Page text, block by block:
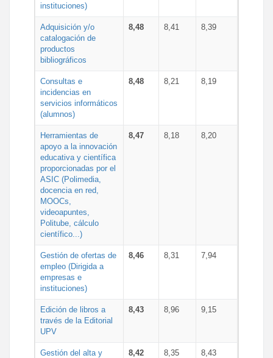
instituciones)
Adquisición y/o
catalogación de
productos
bibliográficos
8,48 8,41 8,39
Consultas e
incidencias en
servicios informáticos
(alumnos)
8,48 8,21 8,19
Herramientas de
apoyo a la innovación
educativa y científica
proporcionadas por el
ASIC (Polimedia,
docencia en red,
MOOCs,
videoapuntes,
Politube, cálculo
científico...)
8,47 8,18 8,20
Gestión de ofertas de
empleo (Dirigida a
empresas e
instituciones)
8,46 8,31 7,94
Edición de libros a
través de la Editorial
UPV
8,43 8,96 9,15
Gestión del alta y
8,42 8,35 8,43